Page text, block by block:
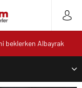
beklerken Albayrak
Tutuklama, 3